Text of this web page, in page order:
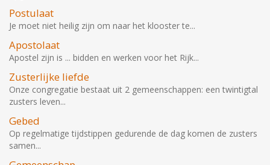
Postulaat
Je moet niet heilig zijn om naar het klooster te...
Apostolaat
Apostel zijn is ... bidden en werken voor het Rijk...
Zusterlijke liefde
Onze congregatie bestaat uit 2 gemeenschappen: een twintigtal
zusters leven...
Gebed
Op regelmatige tijdstippen gedurende de dag komen de zusters
samen...